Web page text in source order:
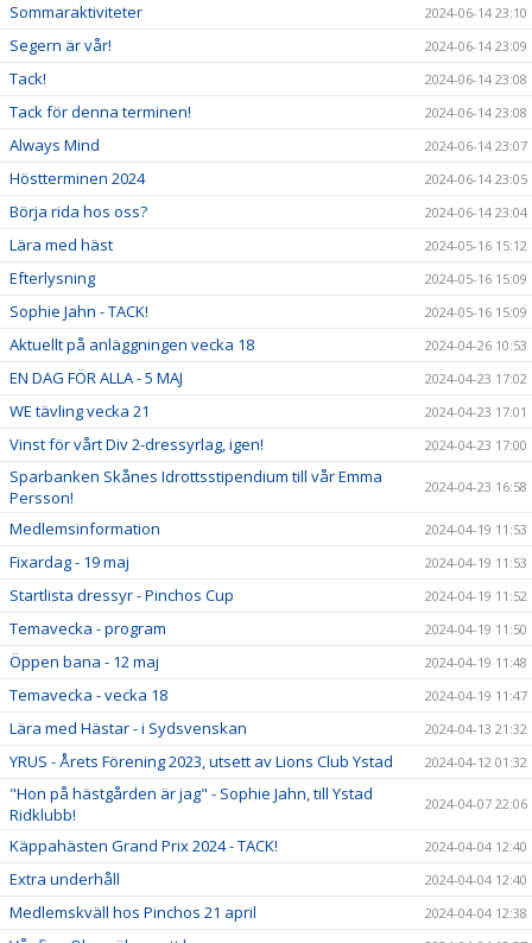
Sommaraktiviteter 2024-06-14 23:10
Segern är vår! 2024-06-14 23:09
Tack! 2024-06-14 23:08
Tack för denna terminen! 2024-06-14 23:08
Always Mind 2024-06-14 23:07
Höstterminen 2024 2024-06-14 23:05
Börja rida hos oss? 2024-06-14 23:04
Lära med häst 2024-05-16 15:12
Efterlysning 2024-05-16 15:09
Sophie Jahn - TACK! 2024-05-16 15:09
Aktuellt på anläggningen vecka 18 2024-04-26 10:53
EN DAG FÖR ALLA - 5 MAJ 2024-04-23 17:02
WE tävling vecka 21 2024-04-23 17:01
Vinst för vårt Div 2-dressyrlag, igen! 2024-04-23 17:00
Sparbanken Skånes Idrottsstipendium till vår Emma
Persson!
2024-04-23 16:58
Medlemsinformation 2024-04-19 11:53
Fixardag - 19 maj 2024-04-19 11:53
Startlista dressyr - Pinchos Cup 2024-04-19 11:52
Temavecka - program 2024-04-19 11:50
Öppen bana - 12 maj 2024-04-19 11:48
Temavecka - vecka 18 2024-04-19 11:47
Lära med Hästar - i Sydsvenskan 2024-04-13 21:32
YRUS - Årets Förening 2023, utsett av Lions Club Ystad 2024-04-12 01:32
"Hon på hästgården är jag" - Sophie Jahn, till Ystad
Ridklubb!
2024-04-07 22:06
Käppahästen Grand Prix 2024 - TACK! 2024-04-04 12:40
Extra underhåll 2024-04-04 12:40
Medlemskväll hos Pinchos 21 april 2024-04-04 12:38